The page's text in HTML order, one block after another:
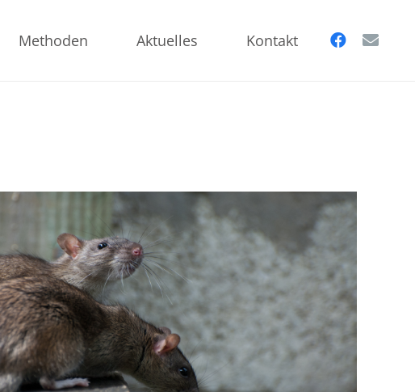
Methoden Aktuelles Kontakt